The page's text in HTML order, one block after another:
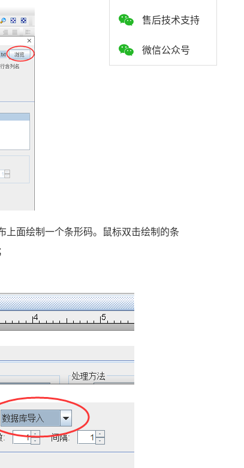
面绘制一个条形码。鼠标双击绘制的条
售后技术支持
微信公众号